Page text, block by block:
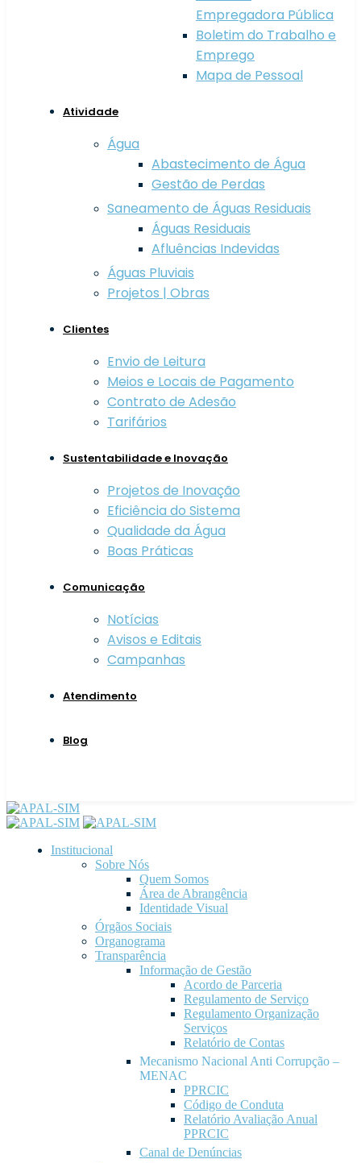
Empregadora Pública
Boletim do Trabalho e
Emprego
Mapa de Pessoal
Atividade
Água
Abastecimento de Água
Gestão de Perdas
Saneamento de Águas Residuais
Águas Residuais
Afluências Indevidas
Águas Pluviais
Projetos | Obras
Clientes
Envio de Leitura
Meios e Locais de Pagamento
Contrato de Adesão
Tarifários
Sustentabilidade e Inovação
Projetos de Inovação
Eficiência do Sistema
Qualidade da Água
Boas Práticas
Comunicação
Notícias
Avisos e Editais
Campanhas
Atendimento
Blog
Institucional
Sobre Nós
Quem Somos
Área de Abrangência
Identidade Visual
Órgãos Sociais
Organograma
Transparência
Informação de Gestão
Acordo de Parceria
Regulamento de Serviço
Regulamento Organização
Serviços
Relatório de Contas
Mecanismo Nacional Anti Corrupção –
MENAC
PPRCIC
Código de Conduta
Relatório Avaliação Anual
PPRCIC
Canal de Denúncias